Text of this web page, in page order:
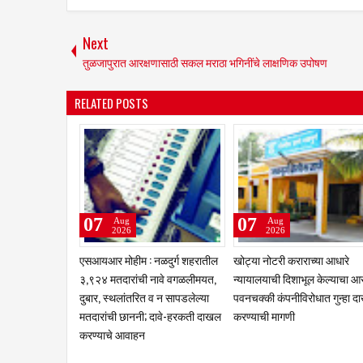
Next
तुळजापुरात आरक्षणासाठी सकल मराठा भगिनींचे लाक्षणिक उपोषण
RELATED POSTS
क्रीडा क्षेत्रात नळदुर्गची मान उंचावली;
विद्यापीठाकडून नऊ गुणवंत खेळाडू,
प्रशिक्षक व व्यवस्थापकांचा होणार
गौरव
03
Aug
2026
चांगली ट्रॅव्हल्स बस देतो' म्हणत १७
लाखांचा गंडा; तुळजापूर
दाम्पत्याची आर्थिक फसवणूक;
परळीच्या आरोपीविरुद्ध नळदुर्ग
02
Aug
2026